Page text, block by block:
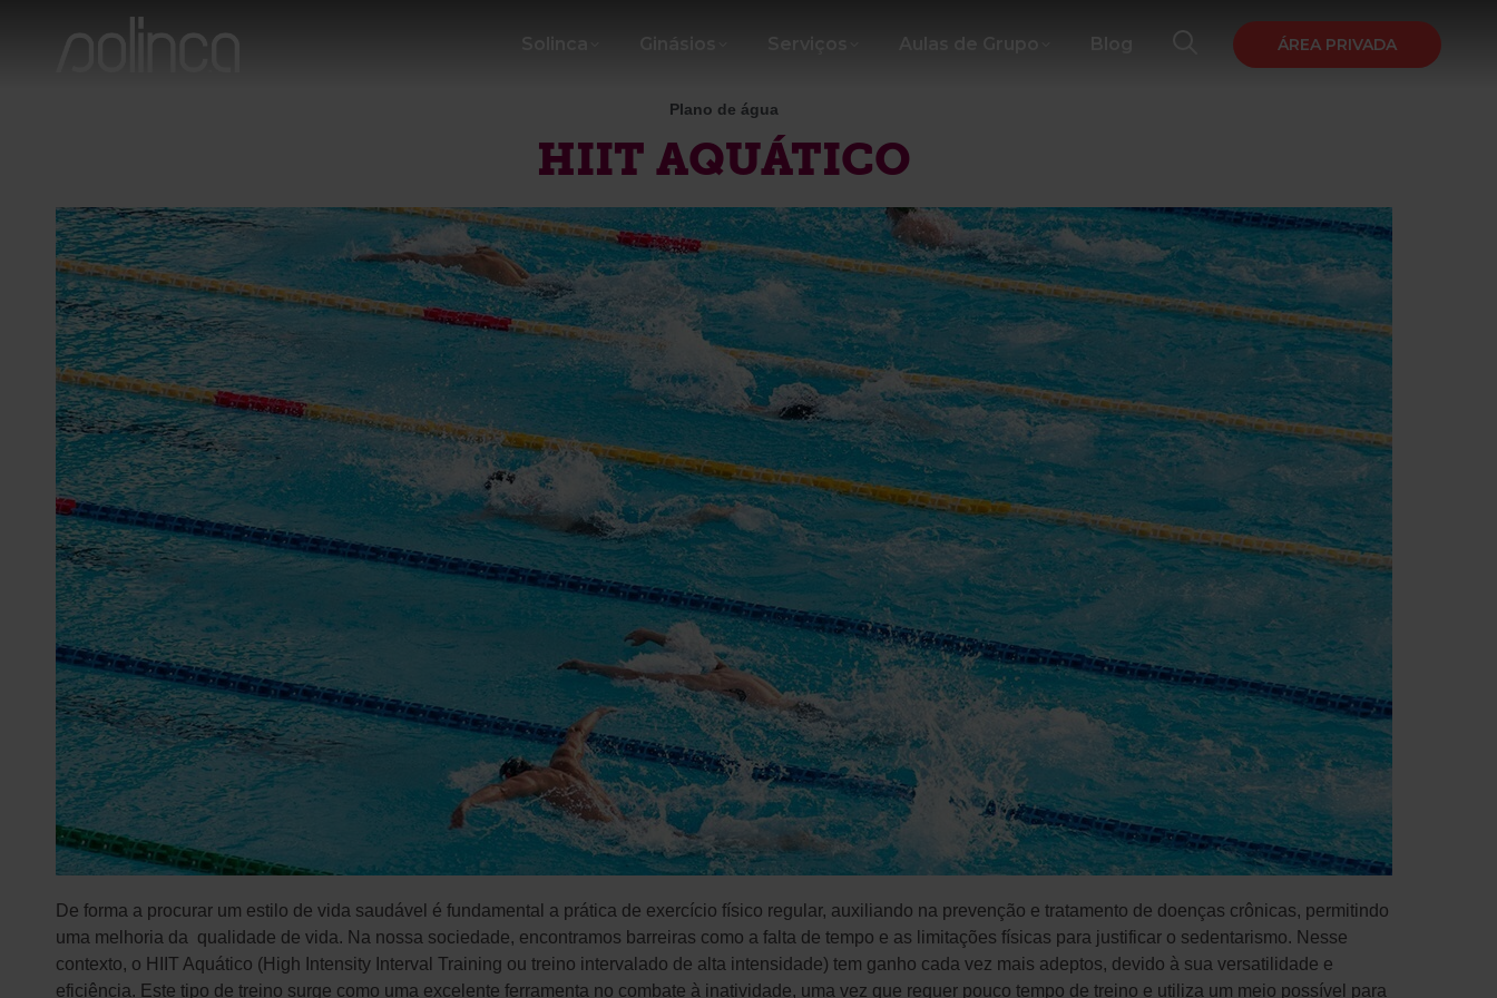
ÁREA PRIVADA
Plano de água
HIIT AQUÁTICO
De forma a procurar um estilo de vida saudável é fundamental a prática de exercício físico regular, auxiliando na prevenção e tratamento de doenças crônicas, permitindo
uma melhoria da qualidade de vida. Na nossa sociedade, encontramos barreiras como a falta de tempo e as limitações físicas para justificar o sedentarismo. Nesse
contexto, o HIIT Aquático (High Intensity Interval Training ou treino intervalado de alta intensidade) tem ganho cada vez mais adeptos, devido à sua versatilidade e
eficiência. Este tipo de treino surge como uma excelente ferramenta no combate à inatividade, uma vez que requer pouco tempo de treino e utiliza um meio possível para